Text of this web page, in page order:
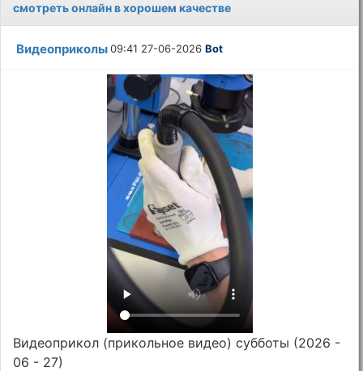
смотреть онлайн в хорошем качестве
Видеоприколы09:41 27-06-2026Bot
Видеоприкол (прикольное видео) субботы (2026 -
06 - 27)